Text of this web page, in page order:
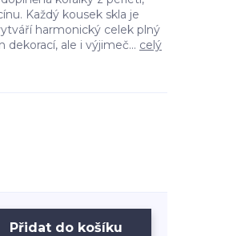
Každý kousek skla je
harmonický celek plný
ale i výjimeč... celý
Přidat do košíku